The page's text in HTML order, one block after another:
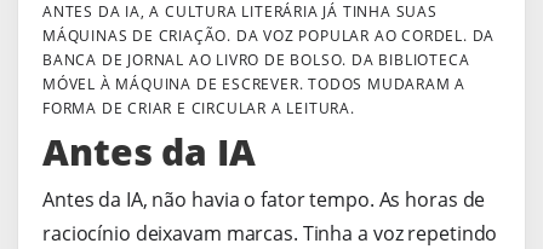
ANTES DA IA, A CULTURA LITERÁRIA JÁ TINHA SUAS
MÁQUINAS DE CRIAÇÃO. DA VOZ POPULAR AO CORDEL. DA
BANCA DE JORNAL AO LIVRO DE BOLSO. DA BIBLIOTECA
MÓVEL À MÁQUINA DE ESCREVER. TODOS MUDARAM A
FORMA DE CRIAR E CIRCULAR A LEITURA.
Antes da IA
Antes da IA, não havia o fator tempo. As horas de
raciocínio deixavam marcas. Tinha a voz repetindo